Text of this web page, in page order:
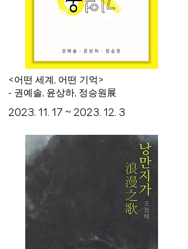
<어떤 세계, 어떤 기억>
- 권예솔, 윤상하, 정승원展
2023. 11. 17 ~ 2023. 12. 3